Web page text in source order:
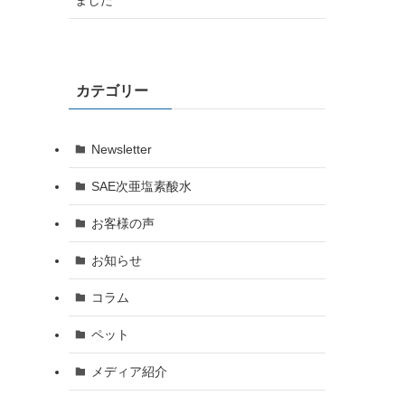
カテゴリー
Newsletter
SAE次亜塩素酸水
お客様の声
お知らせ
コラム
ペット
メディア紹介